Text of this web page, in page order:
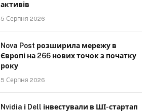
активів
5 Серпня 2026
Nova Post розширила мережу в
Європі на 266 нових точок з початку
року
5 Серпня 2026
Nvidia і Dell інвестували в ШІ-стартап